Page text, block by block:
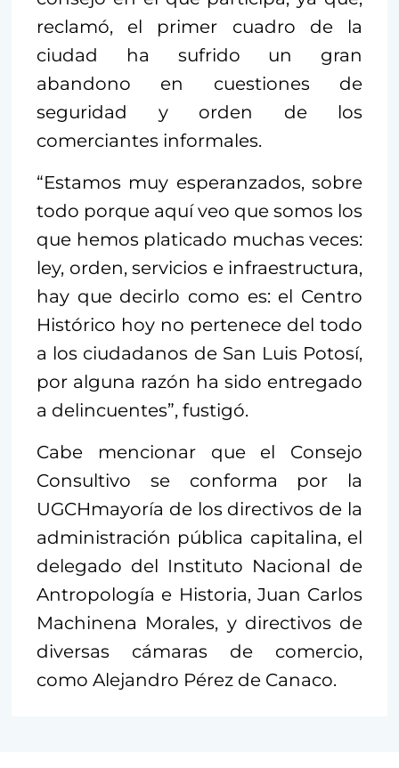
reclamó, el primer cuadro de la
ciudad ha sufrido un gran
abandono en cuestiones de
seguridad y orden de los
comerciantes informales.
“Estamos muy esperanzados, sobre
todo porque aquí veo que somos los
que hemos platicado muchas veces:
ley, orden, servicios e infraestructura,
hay que decirlo como es: el Centro
Histórico hoy no pertenece del todo
a los ciudadanos de San Luis Potosí,
por alguna razón ha sido entregado
a delincuentes”, fustigó.
Cabe mencionar que el Consejo
Consultivo se conforma por la
UGCHmayoría de los directivos de la
administración pública capitalina, el
delegado del Instituto Nacional de
Antropología e Historia, Juan Carlos
Machinena Morales, y directivos de
diversas cámaras de comercio,
como Alejandro Pérez de Canaco.